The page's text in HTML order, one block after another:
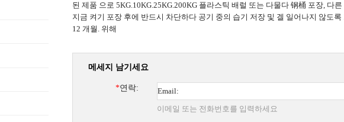
된 제품 으로 5KG.10KG.25KG.200KG 플라스틱 배럴 또는 다물다 钢桶 포장, 다
지금 켜기 포장 후에 반드시 차단하다 공기 중의 습기 저장 및 겔 일어나지 않도
12 개월. 위해
메세지 남기세요
*연락:
이메일 또는 전화번호를 입력하세요